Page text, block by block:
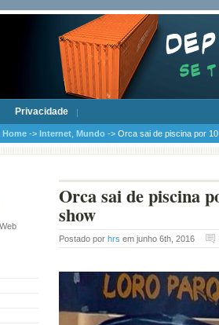
Privacidade
Home -> Internet Mundo -> Orca sai de piscina por
Orca sai de piscina
show
Postado por hrs em junho 6th, 2016